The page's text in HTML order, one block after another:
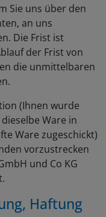
Sie uns über den
an uns
Die Frist ist
der Frist von
die unmittelbaren
(Ihnen wurde
Ware in
Ware zugeschickt)
vorzustrecken
und Co KG
Haftung